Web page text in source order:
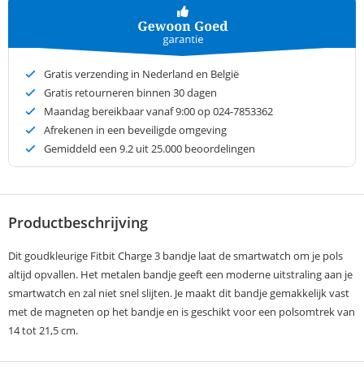
Gratis verzending in Nederland en België
Gratis retourneren binnen 30 dagen
Maandag bereikbaar vanaf 9:00 op 024-7853362
Afrekenen in een beveiligde omgeving
Gemiddeld een 9.2 uit 25.000 beoordelingen
Productbeschrijving
Dit goudkleurige Fitbit Charge 3 bandje laat de smartwatch om je pols
altijd opvallen. Het metalen bandje geeft een moderne uitstraling aan je
smartwatch en zal niet snel slijten. Je maakt dit bandje gemakkelijk vast
met de magneten op het bandje en is geschikt voor een polsomtrek van
14 tot 21,5 cm.